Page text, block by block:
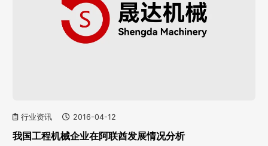
行业资讯 2016-04-12
我国工程机械企业在阿联酋发展情况分析